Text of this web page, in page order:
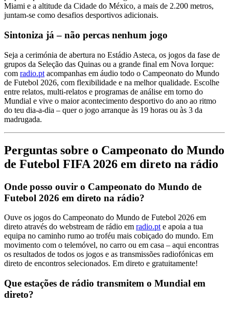
Miami e a altitude da Cidade do México, a mais de 2.200 metros,
juntam-se como desafios desportivos adicionais.
Sintoniza já – não percas nenhum jogo
Seja a cerimónia de abertura no Estádio Asteca, os jogos da fase de
grupos da Seleção das Quinas ou a grande final em Nova Iorque:
com radio.pt acompanhas em áudio todo o Campeonato do Mundo
de Futebol 2026, com flexibilidade e na melhor qualidade. Escolhe
entre relatos, multi-relatos e programas de análise em torno do
Mundial e vive o maior acontecimento desportivo do ano ao ritmo
do teu dia-a-dia – quer o jogo arranque às 19 horas ou às 3 da
madrugada.
Perguntas sobre o Campeonato do Mundo
de Futebol FIFA 2026 em direto na rádio
Onde posso ouvir o Campeonato do Mundo de
Futebol 2026 em direto na rádio?
Ouve os jogos do Campeonato do Mundo de Futebol 2026 em
direto através do webstream de rádio em radio.pte apoia a tua
equipa no caminho rumo ao troféu mais cobiçado do mundo. Em
movimento com o telemóvel, no carro ou em casa – aqui encontras
os resultados de todos os jogos e as transmissões radiofónicas em
direto de encontros selecionados. Em direto e gratuitamente!
Que estações de rádio transmitem o Mundial em
direto?